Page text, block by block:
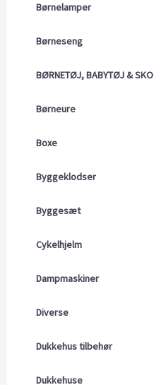
Børnelamper
Børneseng
BØRNETØJ, BABYTØJ & SKO
Børneure
Boxe
Byggeklodser
Byggesæt
Cykelhjelm
Dampmaskiner
Diverse
Dukkehus tilbehør
Dukkehuse